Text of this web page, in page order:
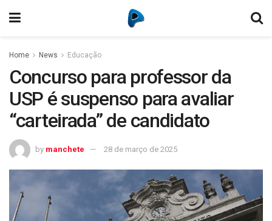
Home News Educação
Concurso para professor da
USP é suspenso para avaliar
“carteirada” de candidato
by manchete 28 de março de 2025